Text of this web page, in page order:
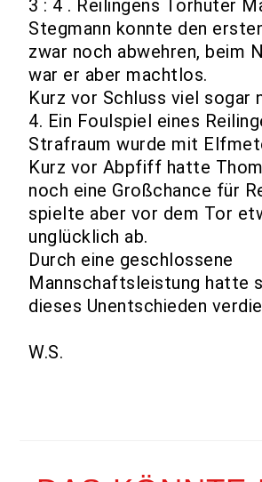
3 : 4 . Reilingens Torhüter
Stegmann konnte den
zwar noch abwehren, beim
war er aber machtlos.
Kurz vor Schluss viel sogar
4. Ein Foulspiel eines
Strafraum wurde mit
Kurz vor Abpfiff hatte
noch eine Großchance für
spielte aber vor dem Tor
unglücklich ab.
Durch eine geschlossene
Mannschaftsleistung hatte
dieses Unentschieden
W.S.